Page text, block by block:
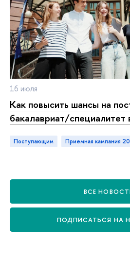
16 июля
Как повысить шансы на
акалавриат/специалитет
Поступающим приемная кампания
СЕ
ПОДПИСАТЬСЯ НА